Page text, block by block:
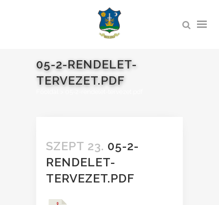
05-2-RENDELET-
TERVEZET.PDF
SZEPT 23. 05-2-
RENDELET-
TERVEZET.PDF